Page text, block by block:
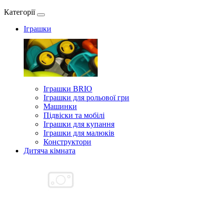
Категорії
Іграшки
Іграшки BRIO
Іграшки для рольової гри
Машинки
Підвіски та мобілі
Іграшки для купання
Іграшки для малюків
Конструктори
Дитяча кімната